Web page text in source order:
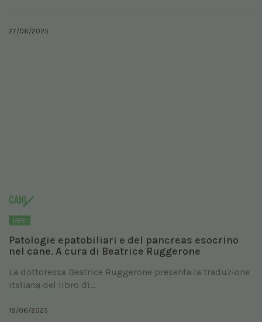
27/06/2025
CANI
LIBRI
Patologie epatobiliari e del pancreas esocrino
nel cane. A cura di Beatrice Ruggerone
La dottoressa Beatrice Ruggerone presenta la traduzione
italiana del libro di...
19/06/2025